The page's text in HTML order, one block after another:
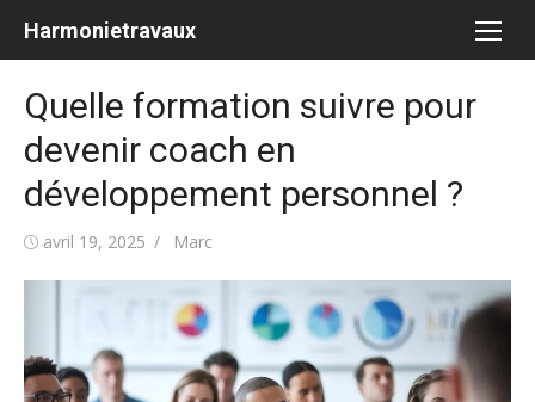
Harmonietravaux
Quelle formation suivre pour
devenir coach en
développement personnel ?
Publiéavril 19, 2025 Auteur/autrice
Marc